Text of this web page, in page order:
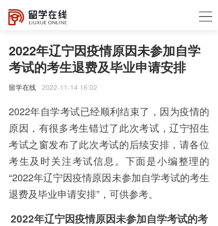
2022年辽宁因疫情原因未参加自学
考试的考生退费及毕业申请安排
留学在线2022-11-14 16:02
2022年自学考试已经顺利结束了，因为疫情的
原因，有很多考生错过了此次考试，辽宁招生
考试之窗发布了此次考试的后续安排，请各位
考生及时关注考试信息。下面是小编整理的
“2022年辽宁因疫情原因未参加自学考试的考生
退费及毕业申请安排”，可供参考。
2022年辽宁因疫情原因未参加自学考试的考